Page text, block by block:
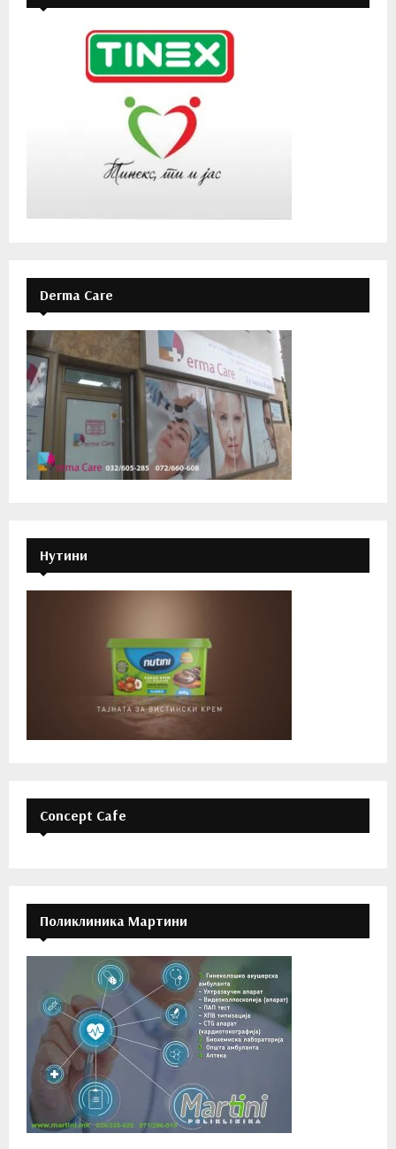
Derma Care
Нутини
Concept Cafe
Поликлиника Мартини